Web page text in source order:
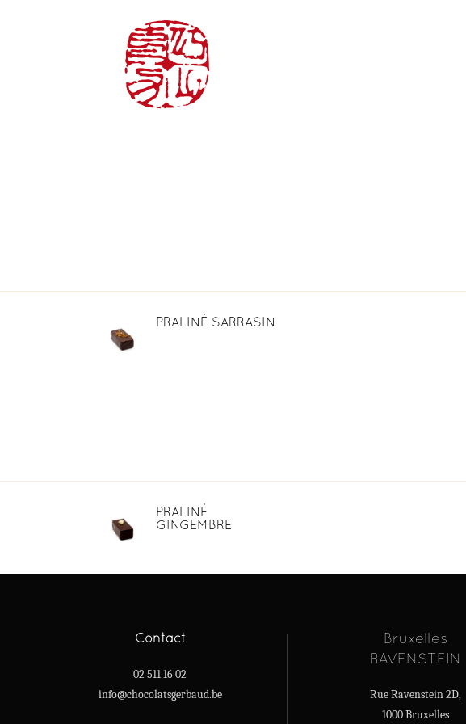
PRALINÉ SARRASIN
PRALINÉ
GINGEMBRE
Contact
02 511 16 02
info@chocolatsgerbaud.be
Bruxelles
RAVENSTEIN
Rue Ravenstein 2D,
1000 Bruxelles